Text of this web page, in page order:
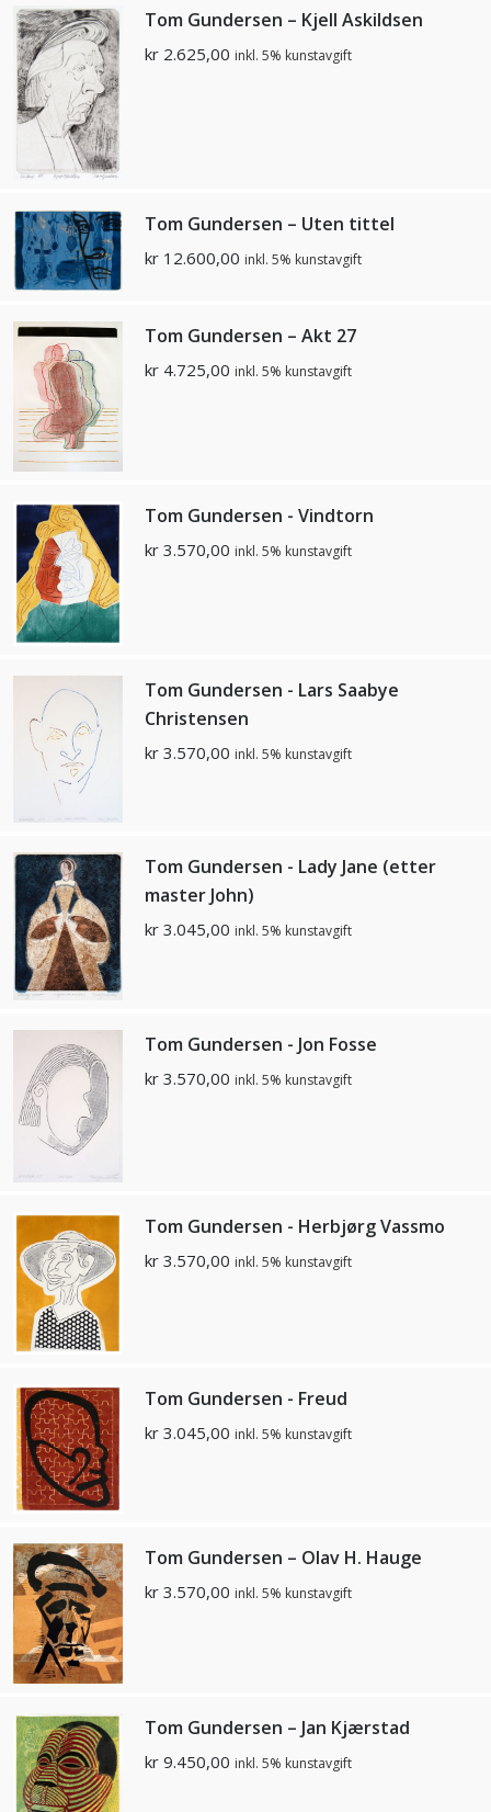
Tom Gundersen – Kjell Askildsen
kr 2.625,00 inkl. 5% kunstavgift
Tom Gundersen – Uten tittel
kr 12.600,00 inkl. 5% kunstavgift
Tom Gundersen – Akt 27
kr 4.725,00 inkl. 5% kunstavgift
Tom Gundersen - Vindtorn
kr 3.570,00 inkl. 5% kunstavgift
Tom Gundersen - Lars Saabye
Christensen
kr 3.570,00 inkl. 5% kunstavgift
Tom Gundersen - Lady Jane (etter
master John)
kr 3.045,00 inkl. 5% kunstavgift
Tom Gundersen - Jon Fosse
kr 3.570,00 inkl. 5% kunstavgift
Tom Gundersen - Herbjørg Vassmo
kr 3.570,00 inkl. 5% kunstavgift
Tom Gundersen - Freud
kr 3.045,00 inkl. 5% kunstavgift
Tom Gundersen – Olav H. Hauge
kr 3.570,00 inkl. 5% kunstavgift
Tom Gundersen – Jan Kjærstad
kr 9.450,00 inkl. 5% kunstavgift